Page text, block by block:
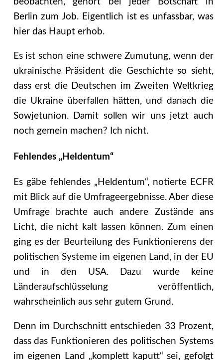
Berlin zum Job. Eigentlich ist es unfassbar, was
hier das Haupt erhob.
Es ist schon eine schwere Zumutung, wenn der
ukrainische Präsident die Geschichte so sieht,
dass erst die Deutschen im Zweiten Weltkrieg
die Ukraine überfallen hätten, und danach die
Sowjetunion. Damit sollen wir uns jetzt auch
noch gemein machen? Ich nicht.
Fehlendes „Heldentum“
Es gäbe fehlendes „Heldentum“, notierte ECFR
mit Blick auf die Umfrageergebnisse. Aber diese
Umfrage brachte auch andere Zustände ans
Licht, die nicht kalt lassen können. Zum einen
ging es der Beurteilung des Funktionierens der
politischen Systeme im eigenen Land, in der EU
und in den USA. Dazu wurde keine
Länderaufschlüsselung veröffentlich,
wahrscheinlich aus sehr gutem Grund.
Denn im Durchschnitt entschieden 33 Prozent,
dass das Funktionieren des politischen Systems
im eigenen Land „komplett kaputt“ sei, gefolgt